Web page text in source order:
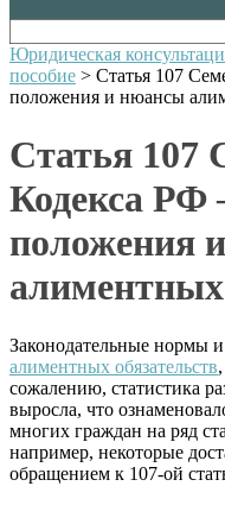
Юридическая
пособие > Статья 107
положения и нюансы
Статья 107
Кодекса РФ
положения
Законодательные нормы
алиментных обязательств
сожалению, статистика
выросла, что
многих граждан на ряд
например, некоторые
обращением к 107-ой